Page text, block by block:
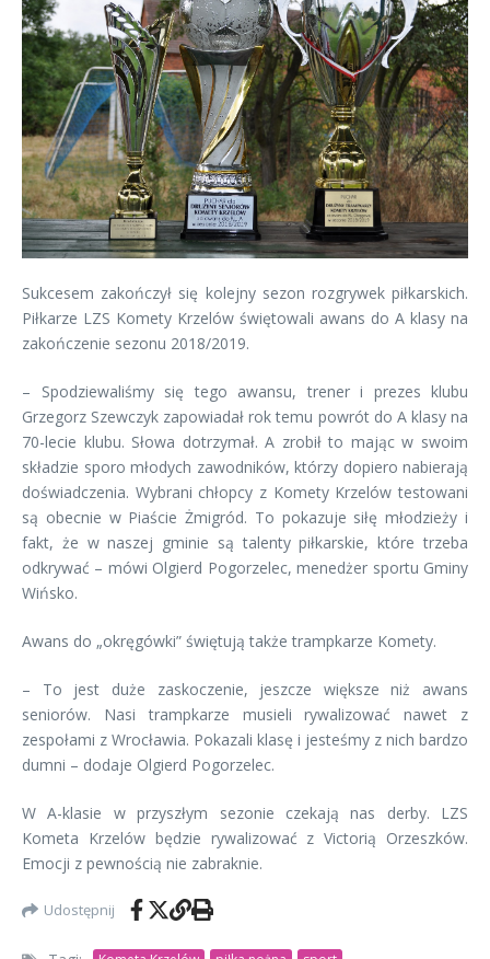
Sukcesem zakończył się kolejny sezon rozgrywek piłkarskich.
Piłkarze LZS Komety Krzelów świętowali awans do A klasy na
zakończenie sezonu 2018/2019.
– Spodziewaliśmy się tego awansu, trener i prezes klubu
Grzegorz Szewczyk zapowiadał rok temu powrót do A klasy na
70-lecie klubu. Słowa dotrzymał. A zrobił to mając w swoim
składzie sporo młodych zawodników, którzy dopiero nabierają
doświadczenia. Wybrani chłopcy z Komety Krzelów testowani
są obecnie w Piaście Żmigród. To pokazuje siłę młodzieży i
fakt, że w naszej gminie są talenty piłkarskie, które trzeba
odkrywać – mówi Olgierd Pogorzelec, menedżer sportu Gminy
Wińsko.
Awans do „okręgówki” świętują także trampkarze Komety.
– To jest duże zaskoczenie, jeszcze większe niż awans
seniorów. Nasi trampkarze musieli rywalizować nawet z
zespołami z Wrocławia. Pokazali klasę i jesteśmy z nich bardzo
dumni – dodaje Olgierd Pogorzelec.
W A-klasie w przyszłym sezonie czekają nas derby. LZS
Kometa Krzelów będzie rywalizować z Victorią Orzeszków.
Emocji z pewnością nie zabraknie.
Udostępnij